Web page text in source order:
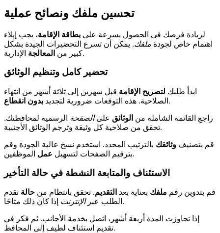
تحسين ملفك ونصائح عملية
لزيادة فرصك في الحصول بسرعة على بطاقة الإقامة، يجب إيلاء
اهتمام خاص لجودة ملفك. يمكن أن تسرع التحضيرات الجيدة بشكل
كبير من المعالجة الإدارية.
تحضير كامل وتنظيم الوثائق
ابدأ طلبك لتصريح الإقامة قبل شهرين إلى ثلاثة أشهر من انتهاء
الصلاحية. هذه التوقعات ضرورية لتجديد بدون انقطاع .
راجع القائمة الشاملة من الوثائق علىالصفحة الرسمية لمحافظتك.
تحقق من صلاحية كل وثيقة وترجم الوثائق الأجنبية.
قم بتصنيف وثائقك بالترتيب المحدد. استخدم نسخ عالية الجودة وقم
بترقيم الصفحات لتسهيل عمل الموظفين.
الاستئناف والمتابعة النشطة في حالة التأخير
قم بتدوين رقم ملفك بعناية بعد التقديم. تحقق بانتظام من حالة تقدم
الطلب عبرالإنترنت إذا كان ذلك متاحًا.
إذا تجاوزت المدة أربعة أشهر، اتصل بخدمة الأجانب. ثم فكر في
تقديم استئناف لطيف إلى المحافظ.